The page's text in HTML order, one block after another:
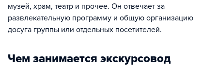
музей, храм, театр и прочее. Он отвечает за
развлекательную программу и общую организацию
досуга группы или отдельных посетителей.
Чем занимается экскурсовод